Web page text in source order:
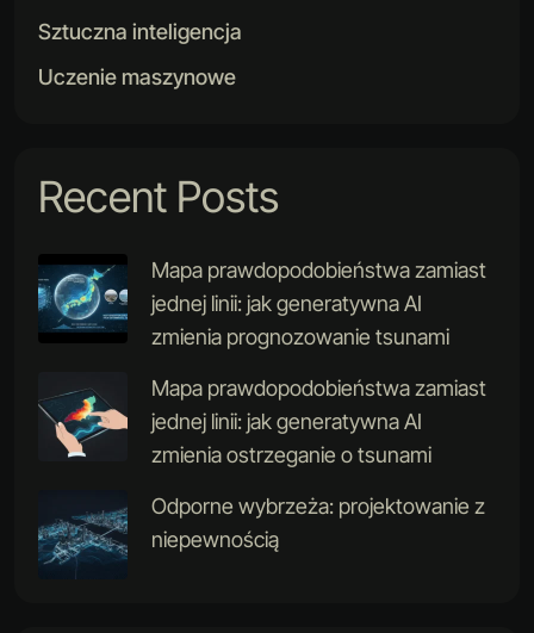
Sztuczna inteligencja
Uczenie maszynowe
Recent Posts
Mapa prawdopodobieństwa zamiast
jednej linii: jak generatywna AI
zmienia prognozowanie tsunami
Mapa prawdopodobieństwa zamiast
jednej linii: jak generatywna AI
zmienia ostrzeganie o tsunami
Odporne wybrzeża: projektowanie z
niepewnością